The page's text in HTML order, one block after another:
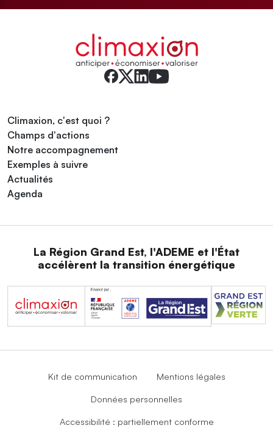
Climaxion, c'est quoi ?
Champs d'actions
Notre accompagnement
Exemples à suivre
Actualités
Agenda
La Région Grand Est, l'ADEME et l'État
accélèrent la transition énergétique
Kit de communication Mentions légales
Données personnelles
Accessibilité : partiellement conforme